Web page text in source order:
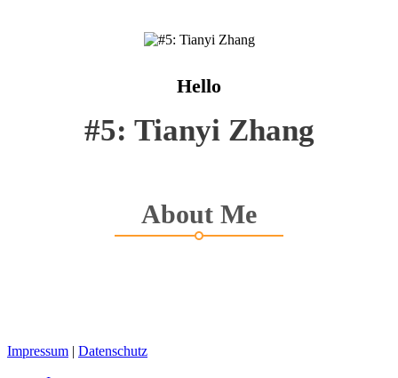
Hello
#5: Tianyi Zhang
About Me
Impressum | Datenschutz